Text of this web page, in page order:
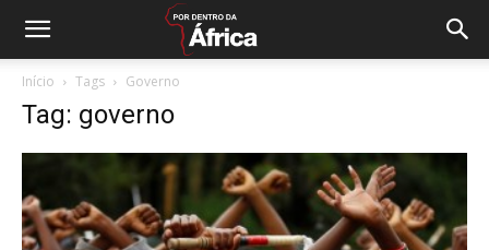
Início Tags Governo
Tag: governo